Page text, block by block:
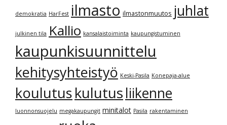
demokratia HarFest ilmasto ilmastonmuutos juhlat
julkinen tila Kallio kansalaistoiminta kaupungistuminen
kaupunkisuunnittelu
kehitysyhteistyö Keski-Pasila Konepaja-alue
koulutuskulutusliikenne
luonnonsuojelu megakaupungit minitalot Pasila rakentaminen